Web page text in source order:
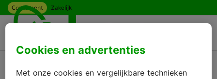
Ga naar hoofdinhoud
Consument Zakelijk
Cookies en advertenties
Met onze cookies en vergelijkbare technieken